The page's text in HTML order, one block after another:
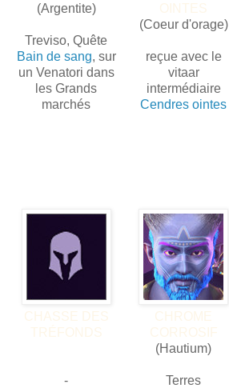
(Argentite)
Treviso, Quête
Bain de sang, sur
un Venatori dans
les Grands
marchés
OINTES
(Coeur d'orage)
reçue avec le
vitaar
intermédiaire
Cendres ointes
CHASSE DES
TRÉFONDS
-
CHROME
CORROSIF
(Hautium)
Terres